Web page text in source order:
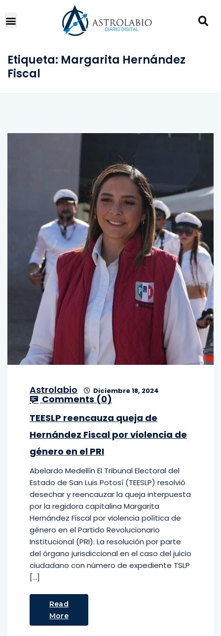
Etiqueta: Margarita Hernández
Fiscal
Astrolabio Diciembre 18, 2024
Comments (0)
TEESLP reencauza queja de
Hernández Fiscal por violencia de
género en el PRI
Abelardo Medellín El Tribunal Electoral del
Estado de San Luis Potosí (TEESLP) resolvió
desechar y reencauzar la queja interpuesta
por la regidora capitalina Margarita
Hernández Fiscal por violencia política de
género en el Partido Revolucionario
Institucional (PRI). La resolución por parte
del órgano jurisdiccional en el caso del juicio
ciudadano con número de expediente TSLP
[…]
Read
More